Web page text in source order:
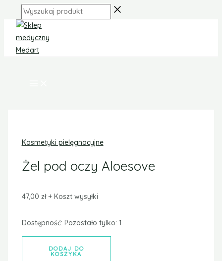
content
Wyszukaj
produkt
MENU
Kosmetyki pielęgnacyjne
Żel pod oczy Aloesove
47,00 zł + Koszt wysyłki
Dostępność: Pozostało tylko: 1
ilość
Żel
pod
oczy
Aloesove
DODAJ DO
KOSZYKA